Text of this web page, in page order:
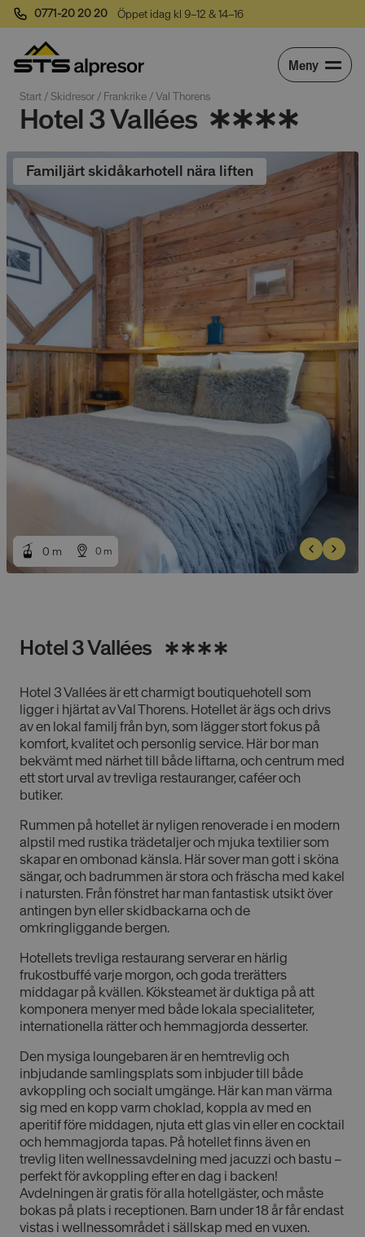
0771-20 20 20 Öppet idag kl 9–12 & 14–16
Meny
Start / Skidresor / Frankrike / Val Thorens
Hotel 3 Vallées
0 m 0 m
Familjärt skidåkarhotell nära liften
0 m 0 m
Hotel 3 Vallées
Hotel 3 Vallées är ett charmigt boutiquehotell som
ligger i hjärtat av Val Thorens. Hotellet är ägs och drivs
av en lokal familj från byn, som lägger stort fokus på
komfort, kvalitet och personlig service. Här bor man
bekvämt med närhet till både liftarna, och centrum med
ett stort urval av trevliga restauranger, caféer och
butiker.
Rummen på hotellet är nyligen renoverade i en modern
alpstil med rustika trädetaljer och mjuka textilier som
skapar en ombonad känsla. Här sover man gott i sköna
sängar, och badrummen är stora och fräscha med kakel
i natursten. Från fönstret har man fantastisk utsikt över
antingen byn eller skidbackarna och de
omkringliggande bergen.
Hotellets trevliga restaurang serverar en härlig
frukostbuffé varje morgon, och goda trerätters
middagar på kvällen. Köksteamet är duktiga på att
komponera menyer med både lokala specialiteter,
internationella rätter och hemmagjorda desserter.
Den mysiga loungebaren är en hemtrevlig och
inbjudande samlingsplats som inbjuder till både
avkoppling och socialt umgänge. Här kan man värma
sig med en kopp varm choklad, koppla av med en
aperitif före middagen, njuta ett glas vin eller en cocktail
och hemmagjorda tapas. På hotellet finns även en
trevlig liten wellnessavdelning med jacuzzi och bastu –
perfekt för avkoppling efter en dag i backen!
Avdelningen är gratis för alla hotellgäster, och måste
bokas på plats i receptionen. Barn under 18 år får endast
vistas i wellnessområdet i sällskap med en vuxen.